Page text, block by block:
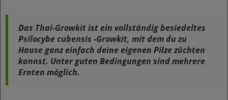
Das Thai-Growkit ist ein vollständig besiedeltes
Psilocybe cubensis -Growkit, mit dem du zu
Hause ganz einfach deine eigenen Pilze züchten
kannst. Unter guten Bedingungen sind mehrere
Ernten möglich.